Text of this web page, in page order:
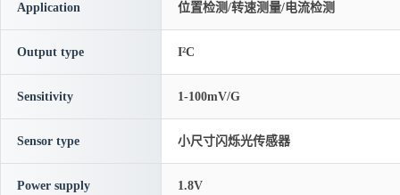
Application 位置检测/转速测量/电流检测
Output type I²C
Sensitivity 1-100mV/G
Sensor type 小尺寸闪烁光传感器
Power supply 1.8V